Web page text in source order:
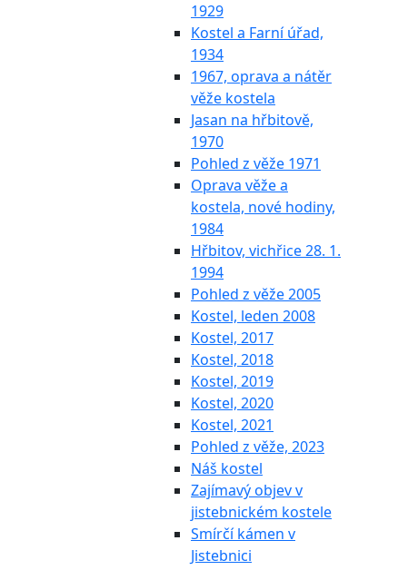
1929
Kostel a Farní úřad,
1934
1967, oprava a nátěr
věže kostela
Jasan na hřbitově,
1970
Pohled z věže 1971
Oprava věže a
kostela, nové hodiny,
1984
Hřbitov, vichřice 28. 1.
1994
Pohled z věže 2005
Kostel, leden 2008
Kostel, 2017
Kostel, 2018
Kostel, 2019
Kostel, 2020
Kostel, 2021
Pohled z věže, 2023
Náš kostel
Zajímavý objev v
jistebnickém kostele
Smírčí kámen v
Jistebnici